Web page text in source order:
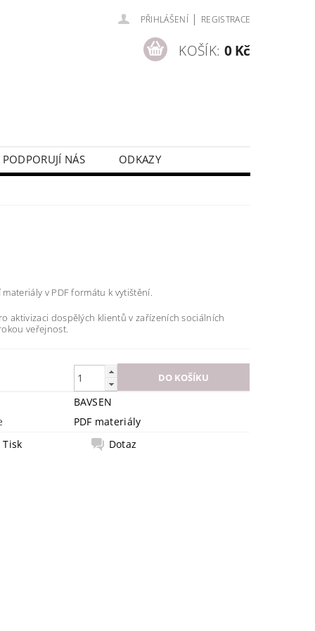
PŘIHLÁŠENÍ | REGISTRACE
KOŠÍK: 0 Kč
PODPORUJÍ NÁS
ODKAZY
materiály v PDF formátu k vytištění.
aktivizaci dospělých klientů v zařízeních sociálních
veřejnost.
BAVSEN
PDF materiály
Tisk
Dotaz